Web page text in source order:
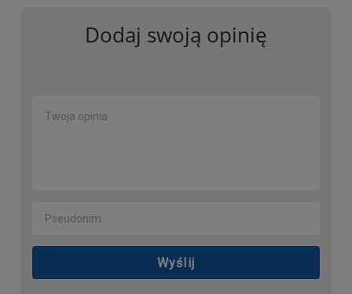
Dodaj swoją opinię
Wyślij